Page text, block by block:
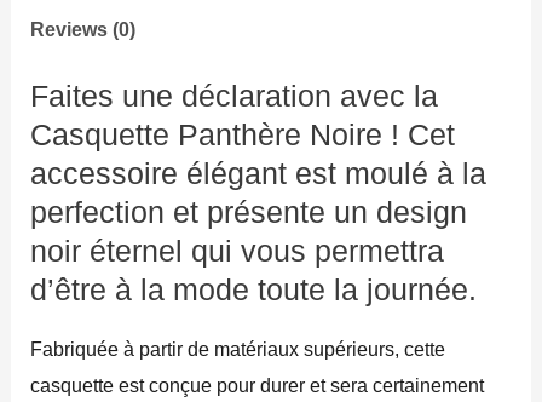
Reviews (0)
Faites une déclaration avec la
Casquette Panthère Noire ! Cet
accessoire élégant est moulé à la
perfection et présente un design
noir éternel qui vous permettra
d’être à la mode toute la journée.
Fabriquée à partir de matériaux supérieurs, cette
casquette est conçue pour durer et sera certainement